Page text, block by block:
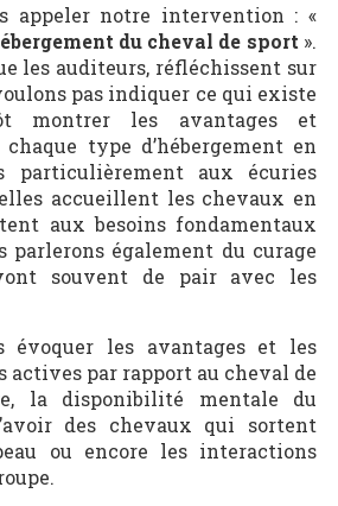
appeler notre intervention : «
du cheval de sport ».
les auditeurs, réfléchissent sur
pas indiquer ce qui existe
montrer les avantages et
type d’hébergement en
particulièrement aux écuries
accueillent les chevaux en
aux besoins fondamentaux
parlerons également du curage
souvent de pair avec les
évoquer les avantages et les
actives par rapport au cheval de
la disponibilité mentale du
des chevaux qui sortent
ou encore les interactions